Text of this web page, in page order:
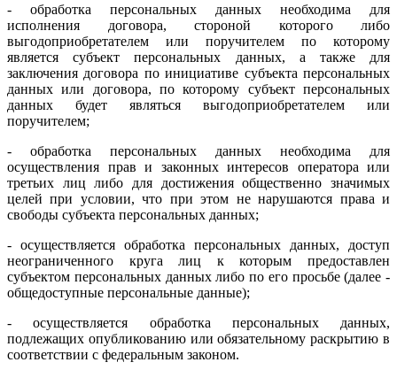
- обработка персональных данных необходима для
исполнения договора, стороной которого либо
выгодоприобретателем или поручителем по которому
является субъект персональных данных, а также для
заключения договора по инициативе субъекта персональных
данных или договора, по которому субъект персональных
данных будет являться выгодоприобретателем или
поручителем;
- обработка персональных данных необходима для
осуществления прав и законных интересов оператора или
третьих лиц либо для достижения общественно значимых
целей при условии, что при этом не нарушаются права и
свободы субъекта персональных данных;
- осуществляется обработка персональных данных, доступ
неограниченного круга лиц к которым предоставлен
субъектом персональных данных либо по его просьбе (далее -
общедоступные персональные данные);
- осуществляется обработка персональных данных,
подлежащих опубликованию или обязательному раскрытию в
соответствии с федеральным законом.